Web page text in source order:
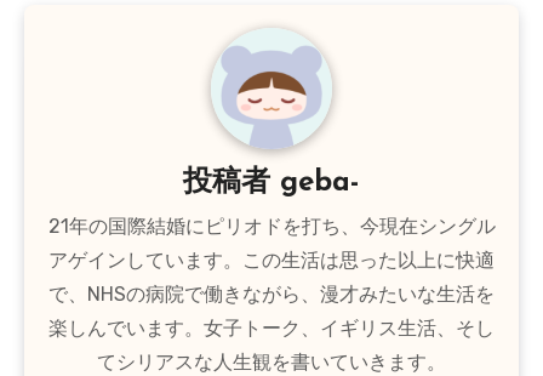
ン
投稿者 geba-
21年の国際結婚にピリオドを打ち、今現在シングル
アゲインしています。この生活は思った以上に快適
で、NHSの病院で働きながら、漫才みたいな生活を
楽しんでいます。女子トーク、イギリス生活、そし
てシリアスな人生観を書いていきます。